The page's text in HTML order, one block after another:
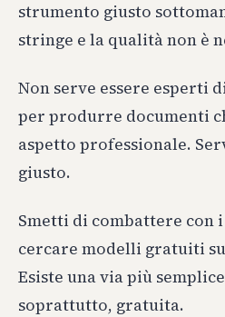
strumento giusto
stringe e la qualità non è
Non serve essere esperti
per produrre documenti
aspetto professionale.
giusto.
Smetti di combattere con
cercare modelli gratuiti
Esiste una via più
soprattutto, gratuita.